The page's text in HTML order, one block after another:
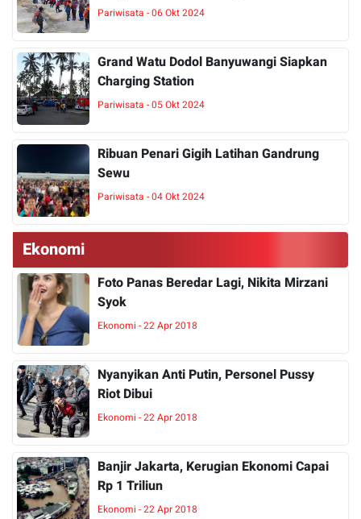
Pariwisata - 06 Okt 2024
Grand Watu Dodol Banyuwangi Siapkan
Charging Station
Pariwisata - 05 Okt 2024
Ribuan Penari Gigih Latihan Gandrung
Sewu
Pariwisata - 04 Okt 2024
Ekonomi
Foto Panas Beredar Lagi, Nikita Mirzani
Syok
Ekonomi - 22 Apr 2018
Nyanyikan Anti Putin, Personel Pussy
Riot Dibui
Ekonomi - 22 Apr 2018
Banjir Jakarta, Kerugian Ekonomi Capai
Rp 1 Triliun
Ekonomi - 22 Apr 2018